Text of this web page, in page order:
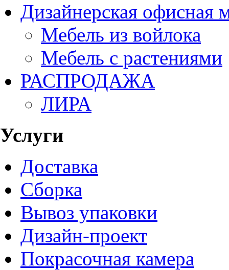
Дизайнерская офисная
Мебель из войлока
Мебель с растениями
РАСПРОДАЖА
ЛИРА
Услуги
Доставка
Сборка
Вывоз упаковки
Дизайн-проект
Покрасочная камера